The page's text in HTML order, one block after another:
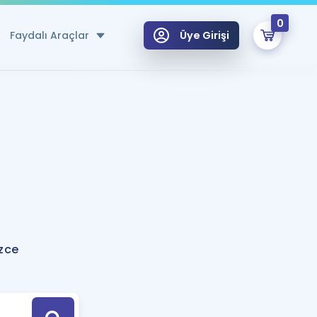
Faydalı Araçlar
Hesaplama Aracı
için Öneriler
Tek Takvimde
Üye Girişi
0